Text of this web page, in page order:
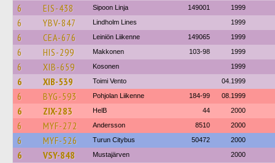
6 EIS-438 Sipoon Linja 149001 1999
6 YBV-847 Lindholm Lines 1999
6 CEA-676 Leiniön Liikenne 149065 1999
6 HIS-299 Makkonen 103-98 1999
6 XIB-659 Kosonen 1999
6 XIB-539 Toimi Vento 04.1999
6 BYG-593 Pohjolan Liikenne 184-99 08.1999
6 ZIX-283 HelB 44 2000
6 MYF-272 Andersson 8510 2000
6 MYF-526 Turun Citybus 50472 2000
6 VSY-848 Mustajärven 2000